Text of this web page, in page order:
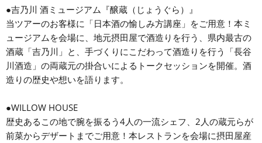
●吉乃川 酒ミュージアム『醸蔵（じょうぐら）』
当ツアーのお客様に「日本酒の愉しみ方講座」をご用意！本ミ
ュージアムを会場に、地元摂田屋で酒造りを行う、県内最古の
酒蔵「吉乃川」と、手づくりにこだわって酒造りを行う「長谷
川酒造」の両蔵元の掛合いによるトークセッションを開催。酒
造りの歴史や想いを語ります。
●WILLOW HOUSE
歴史あるこの地で腕を振るう4人の一流シェフ、2人の蔵元らが
前菜からデザートまでご用意！本レストランを会場に摂田屋産